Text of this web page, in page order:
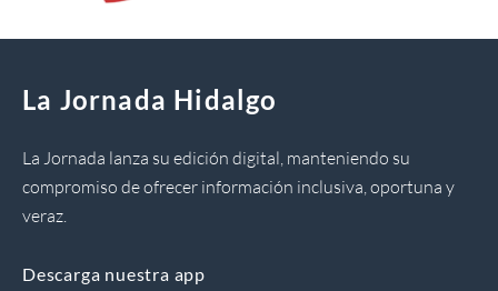
La Jornada Hidalgo
La Jornada lanza su edición digital, manteniendo su
compromiso de ofrecer información inclusiva, oportuna y
veraz.
Descarga nuestra app